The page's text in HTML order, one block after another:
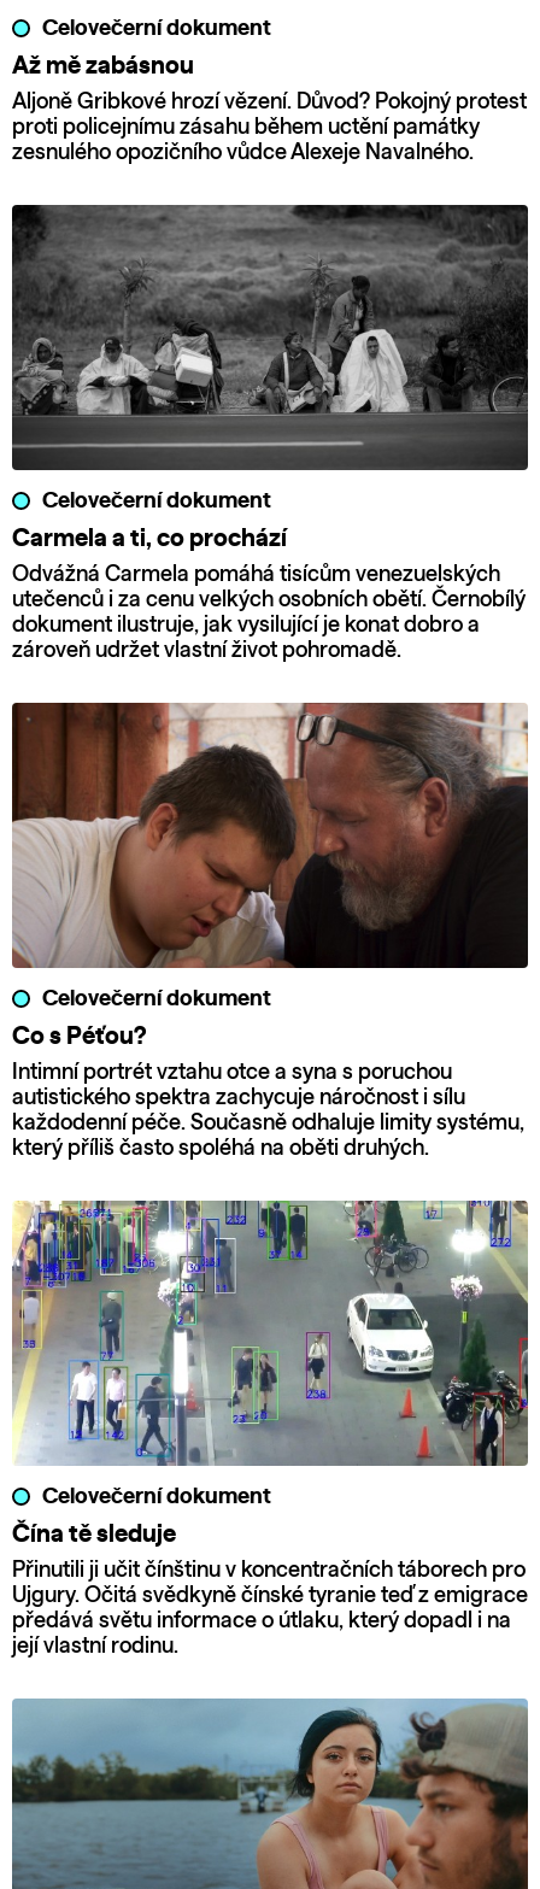
Celovečerní dokument
Až mě zabásnou
Aljoně Gribkové hrozí vězení. Důvod? Pokojný protest
proti policejnímu zásahu během uctění památky
zesnulého opozičního vůdce Alexeje Navalného.
Celovečerní dokument
Carmela a ti, co prochází
Odvážná Carmela pomáhá tisícům venezuelských
utečenců i za cenu velkých osobních obětí. Černobílý
dokument ilustruje, jak vysilující je konat dobro a
zároveň udržet vlastní život pohromadě.
Celovečerní dokument
Co s Péťou?
Intimní portrét vztahu otce a syna s poruchou
autistického spektra zachycuje náročnost i sílu
každodenní péče. Současně odhaluje limity systému,
který příliš často spoléhá na oběti druhých.
Celovečerní dokument
Čína tě sleduje
Přinutili ji učit čínštinu v koncentračních táborech pro
Ujgury. Očitá svědkyně čínské tyranie teď z emigrace
předává světu informace o útlaku, který dopadl i na
její vlastní rodinu.